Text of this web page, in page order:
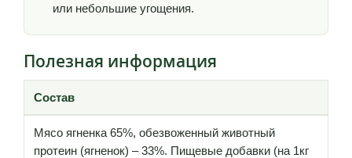
или небольшие угощения.
Полезная информация
Состав
Мясо ягненка 65%, обезвоженный животный
протеин (ягненок) – 33%. Пищевые добавки (на 1кг